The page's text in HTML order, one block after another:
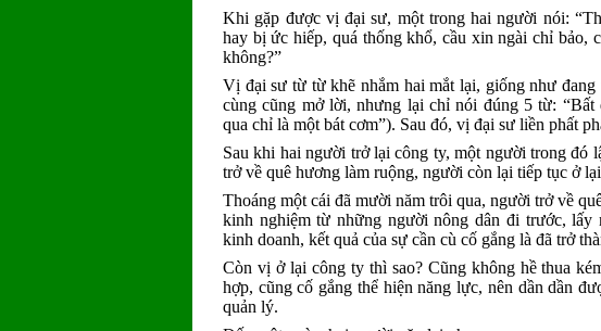
Khi gặp được vị đại sư, một trong hai người nói:
hay bị ức hiếp, quá thống khổ, cầu xin ngài chỉ bảo,
không?”
Vị đại sư từ từ khẽ nhắm hai mắt lại, giống như đang
cùng cũng mở lời, nhưng lại chỉ nói đúng 5 từ: “Bất
qua chỉ là một bát cơm”). Sau đó, vị đại sư liền phất
Sau khi hai người trở lại công ty, một người trong đó
trở về quê hương làm ruộng, người còn lại tiếp tục ở
Thoáng một cái đã mười năm trôi qua, người trở về
kinh nghiệm từ những người nông dân đi trước, lấy
kinh doanh, kết quả của sự cần cù cố gắng là đã trở
Còn vị ở lại công ty thì sao? Cũng không hề thua
hợp, cũng cố gắng thể hiện năng lực, nên dần dần
quản lý.